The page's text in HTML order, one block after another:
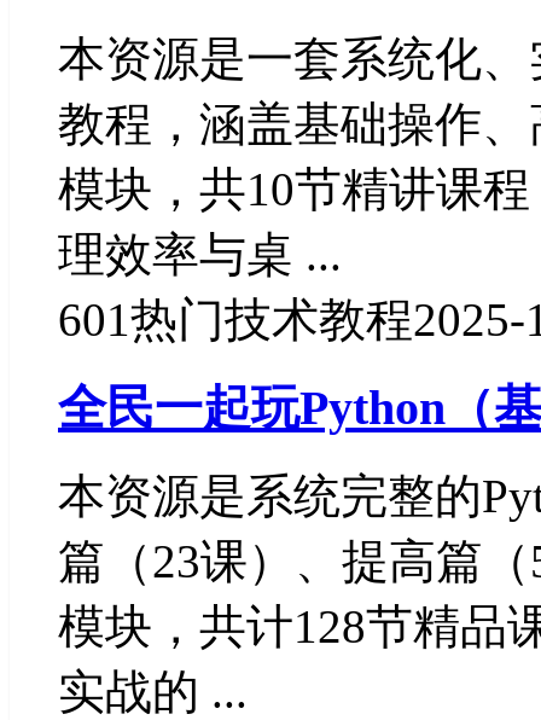
本资源是一套系统化
教程，涵盖基础操作
模块，共10节精讲课
理效率与桌 ...
601热门技术教程2025-
全民一起玩Python（
本资源是系统完整的
篇（23课）、提高篇
模块，共计128节精品
实战的 ...